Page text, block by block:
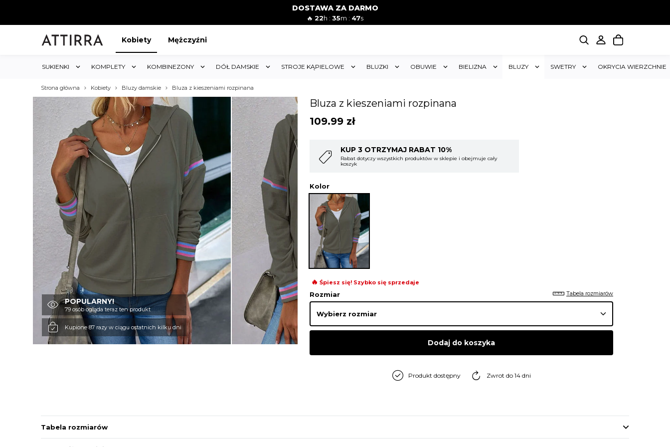
DOSTAWA ZA DARMO
🔥 22h : 35m : 45s
Kobiety Mężczyźni
SUKIENKI KOMPLETY KOMBINEZONY DÓŁ DAMSKIE STROJE KĄPIELOWE BLUZKI OBUWIE BIELIZNA BLUZY SWETRY OKRYCIA WIERZCHNIE
Strona główna Kobiety Bluzy damskie Bluza z kieszeniami rozpinana
POPULARNY!
79 osób ogląda teraz ten produkt
Kupione 87 razy w ciągu ostatnich kilku dni
Bluza z kieszeniami rozpinana
109.99 zł
w sklepie i obejmuje cały
KUP 3 OTRZYMAJ RABAT 10%
Rabat dotyczy wszystkich produktów w sklepie i obejmuje cały
koszyk
KUP 4 OTRZYMAJ RABAT 15%
Rabat dotyczy wszystkich produktów w sklepie i obejmuje cały
koszyk
Kolor
🔥 Śpiesz się! Szybko się sprzedaje
Rozmiar Tabela rozmiarów
Dodaj do koszyka
Produkt dostępny Zwrot do 14 dni
Tabela rozmiarów